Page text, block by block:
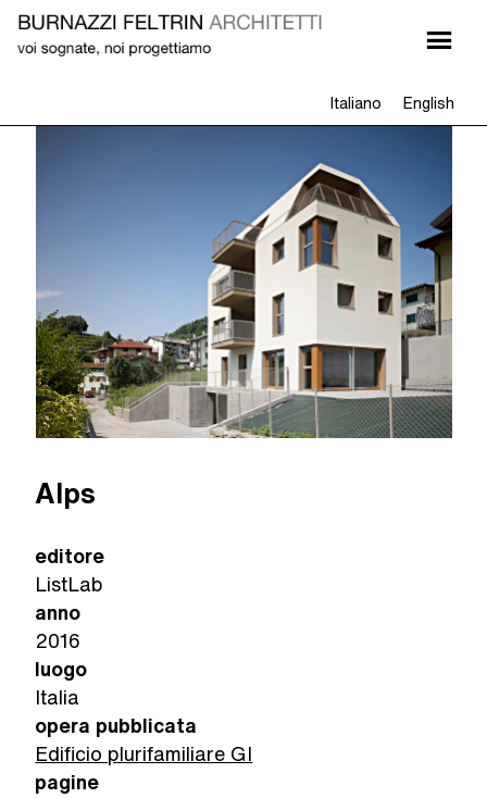
Italiano English
Alps
editore
ListLab
anno
2016
luogo
Italia
opera pubblicata
Edificio plurifamiliare GI
pagine